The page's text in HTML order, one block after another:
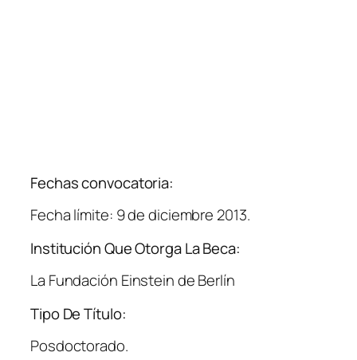
Fechas convocatoria:
Fecha límite: 9 de diciembre 2013.
Institución Que Otorga La Beca:
La Fundación Einstein de Berlín
Tipo De Título:
Posdoctorado.